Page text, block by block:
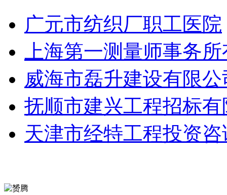
广元市纺织厂职工医院
上海第一测量师事务
威海市磊升建设有限公
抚顺市建兴工程招标
天津市经特工程投资